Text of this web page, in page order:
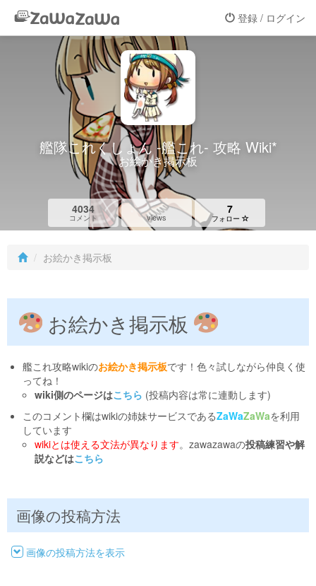
登録 / ログイン
艦隊これくしょん -艦これ- 攻略 Wiki*
お絵かき掲示板
4034
コメント views
7
フォロー
お絵かき掲示板
お絵かき掲示板
艦これ攻略wikiのお絵かき掲示板です！色々試しながら仲良く使
ってね！
wiki側のページはこちら (投稿内容は常に連動します)
このコメント欄はwikiの姉妹サービスであるZaWaZaWaを利用
しています
wikiとは使える文法が異なります。zawazawaの投稿練習や解
説などはこちら
画像の投稿方法
画像の投稿方法を表示